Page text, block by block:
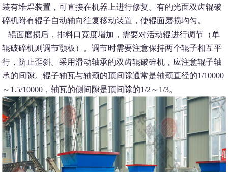
装有堆焊装置，可直接在机器上进行修复。有的光面双齿辊破
碎机附有辊子自动轴向往复移动装置，使辊面磨损均匀。
辊面磨损后，排料口宽度增加，需要对活动辊进行调节（单
辊破碎机则调节颚板）。调节时需要注意保持两个辊子相互平
行，防止歪斜。采用滑动轴承的双齿辊破碎机，应注意辊子轴
承的间隙。辊子轴瓦与轴颈的顶间隙通常是轴颈直径的1/10000
～1.5/10000，轴瓦的侧间隙是顶间隙的1/2～1/3。